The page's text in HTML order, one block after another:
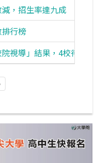
減，招生率達九成
行榜
視導」結果，4校待改進